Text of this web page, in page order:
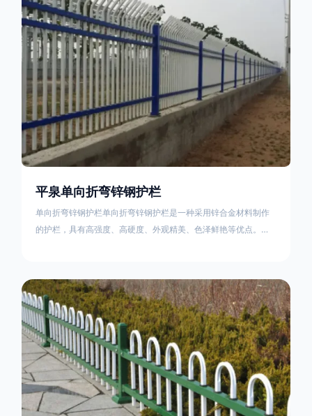
平泉单向折弯锌钢护栏
单向折弯锌钢护栏单向折弯锌钢护栏是一种采用锌合金材料制作
的护栏，具有高强度、高硬度、外观精美、色泽鲜艳等优点。该
再加上防盗垫圈，这样能够避免护栏被人轻易拆卸；适合于大批
量生产，能够很好的与自然相融合。单向折弯锌钢护栏可以用于
住宅小区、工厂院校、道路交通等场所。该产品具有高强度、高
硬度、外观